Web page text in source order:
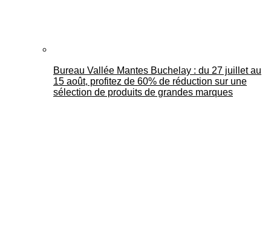
Bureau Vallée Mantes Buchelay : du 27 juillet au
15 août, profitez de 60% de réduction sur une
sélection de produits de grandes marques